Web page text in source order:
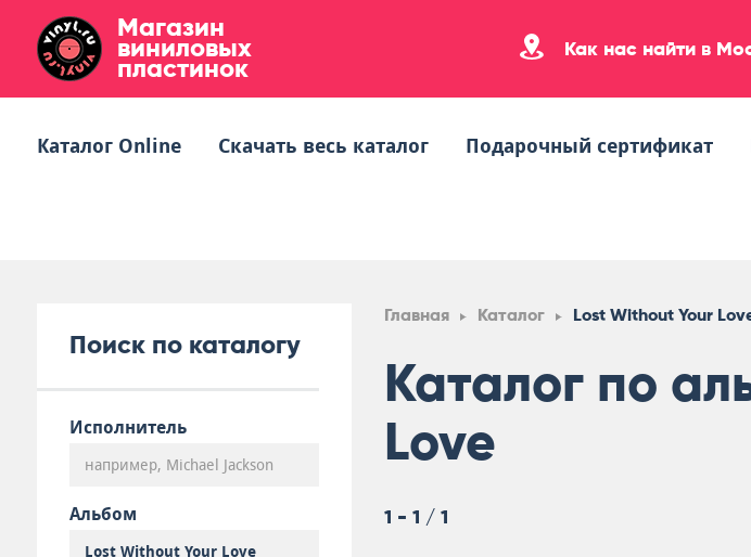
Магазин
виниловых
пластинок
Как нас найти в
Каталог Online Скачать весь каталог Подарочный сертификат
Поиск по каталогу
Исполнитель
Альбом
Главная Каталог Lost Without Your
Каталог по
Love
1 - 1 / 1